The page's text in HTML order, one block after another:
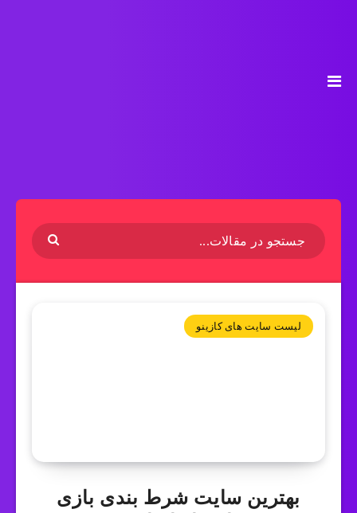
لیست سایت های کازینو
بهترین سایت شرط بندی بازی